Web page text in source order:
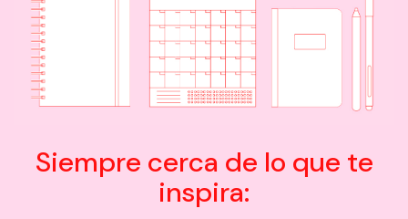
Siempre cerca de lo que te
inspira: